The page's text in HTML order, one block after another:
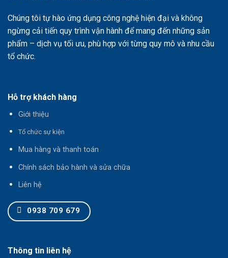
Chúng tôi tự hào ứng dụng công nghệ hiện đại và không
ngừng cải tiến quy trình vận hành để mang đến những sản
phẩm – dịch vụ tối ưu, phù hợp với từng quy mô và nhu cầu
tổ chức.
Hỗ trợ khách hàng
Giới thiệu
Tổ chức sự kiện
Mua hàng và thanh toán
Chính sách bảo hành và sửa chữa
Liên hệ
0938 709 679
Thông tin liên hệ